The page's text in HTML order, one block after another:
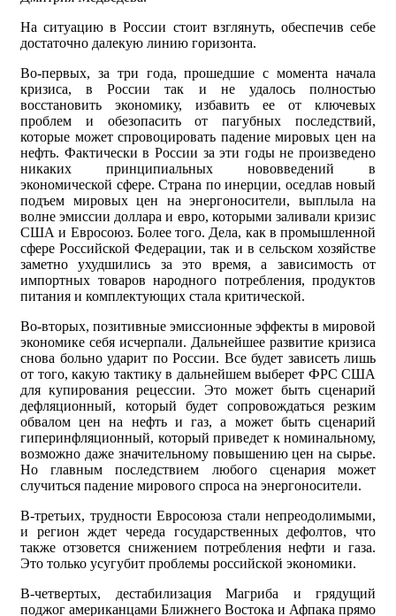
На ситуацию в России стоит взглянуть, обеспечив себе
достаточно далекую линию горизонта.
Во-первых, за три года, прошедшие с момента начала
кризиса, в России так и не удалось полностью
восстановить экономику, избавить ее от ключевых
проблем и обезопасить от пагубных последствий,
которые может спровоцировать падение мировых цен на
нефть. Фактически в России за эти годы не произведено
никаких принципиальных нововведений в
экономической сфере. Страна по инерции, оседлав новый
подъем мировых цен на энергоносители, выплыла на
волне эмиссии доллара и евро, которыми заливали кризис
США и Евросоюз. Более того. Дела, как в промышленной
сфере Российской Федерации, так и в сельском хозяйстве
заметно ухудшились за это время, а зависимость от
импортных товаров народного потребления, продуктов
питания и комплектующих стала критической.
Во-вторых, позитивные эмиссионные эффекты в мировой
экономике себя исчерпали. Дальнейшее развитие кризиса
снова больно ударит по России. Все будет зависеть лишь
от того, какую тактику в дальнейшем выберет ФРС США
для купирования рецессии. Это может быть сценарий
дефляционный, который будет сопровождаться резким
обвалом цен на нефть и газ, а может быть сценарий
гиперинфляционный, который приведет к номинальному,
возможно даже значительному повышению цен на сырье.
Но главным последствием любого сценария может
случиться падение мирового спроса на энергоносители.
В-третьих, трудности Евросоюза стали непреодолимыми,
и регион ждет череда государственных дефолтов, что
также отзовется снижением потребления нефти и газа.
Это только усугубит проблемы российской экономики.
В-четвертых, дестабилизация Магриба и грядущий
поджог американцами Ближнего Востока и Афпака прямо